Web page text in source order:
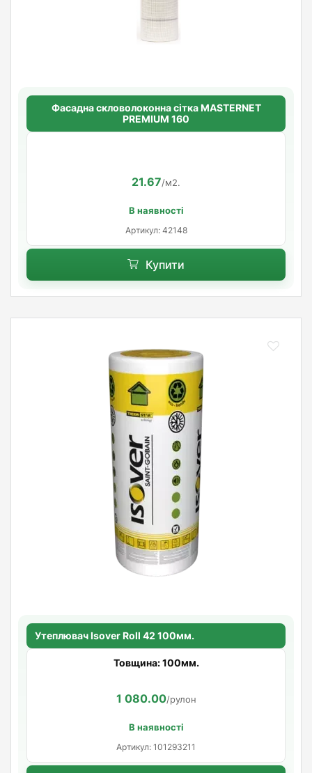
Фасадна скловолоконна сітка MASTERNET
PREMIUM 160
21.67/м2.
В наявності
Артикул: 42148
Купити
Утеплювач Isover Roll 42 100мм.
Товщина: 100мм.
1 080.00/рулон
В наявності
Артикул: 101293211